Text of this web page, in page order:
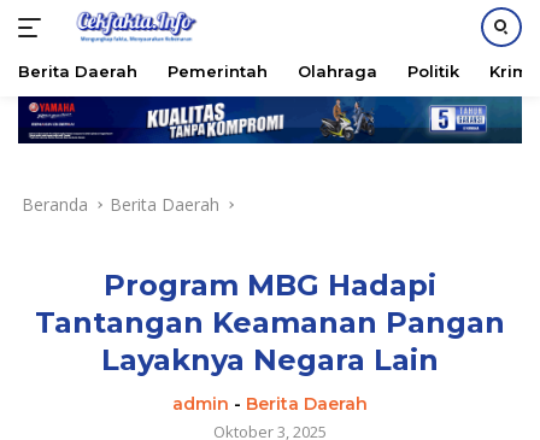
Langsung
Berita Daerah Pemerintah Olahraga Politik
Beranda Berita Daerah
Program MBG Hadapi
Tantangan Keamanan Pangan
Layaknya Negara Lain
admin - Berita Daerah
Oktober 3, 2025